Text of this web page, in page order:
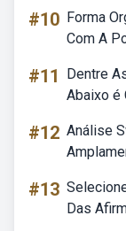
#10 Forma
Com A
#11
Dentre
Abaixo é
#12 Análise
#13
Das